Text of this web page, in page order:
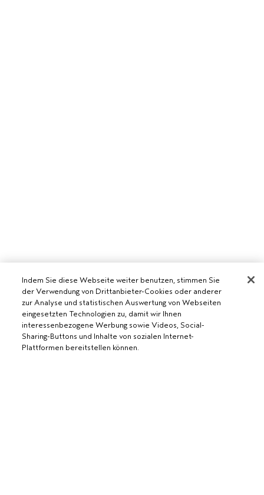
AVEDA SALON WERDEN
WERDE EIN AVEDA-SALON
BENÖTIGST DU HILFE?
Indem Sie diese Webseite weiter benutzen, stimmen Sie
der Verwendung von Drittanbieter-Cookies oder anderer
zur Analyse und statistischen Auswertung von Webseiten
eingesetzten Technologien zu, damit wir Ihnen
interessenbezogene Werbung sowie Videos, Social-
Sharing-Buttons und Inhalte von sozialen Internet-
Plattformen bereitstellen können.